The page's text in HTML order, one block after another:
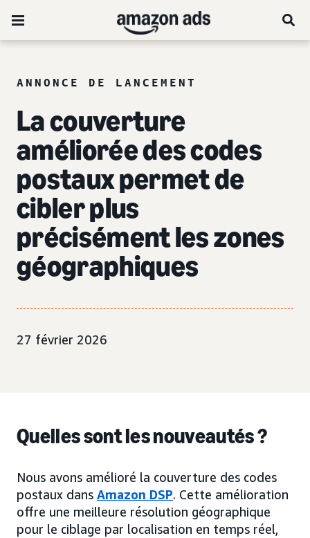
ANNONCE DE LANCEMENT
La couverture
améliorée des codes
postaux permet de
cibler plus
précisément les zones
géographiques
27 février 2026
Quelles sont les nouveautés ?
Nous avons amélioré la couverture des codes
postaux dans Amazon DSP. Cette amélioration
offre une meilleure résolution géographique
pour le ciblage par localisation en temps réel,